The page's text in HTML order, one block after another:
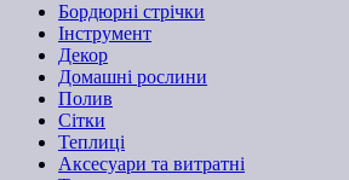
Бордюрні стрічки
Інструмент
Декор
Домашні рослини
Полив
Сітки
Теплиці
Аксесуари та витратні